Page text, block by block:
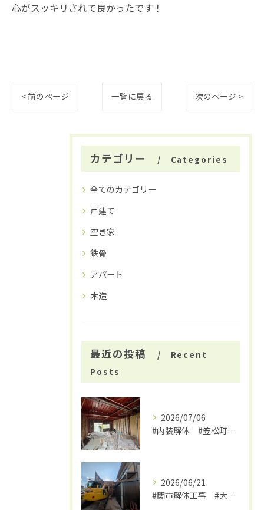
心がスッキリされて良かったです！
< 前のページ 一覧に戻る 次のページ >
カテゴリー Categories
全てのカテゴリー
戸建て
空き家
鉄骨
アパート
木造
最近の投稿
Recent
Posts
2026/07/06
#内装解体 #笠松町解体工事 #大福
2026/06/21
#関市解体工事 #大福